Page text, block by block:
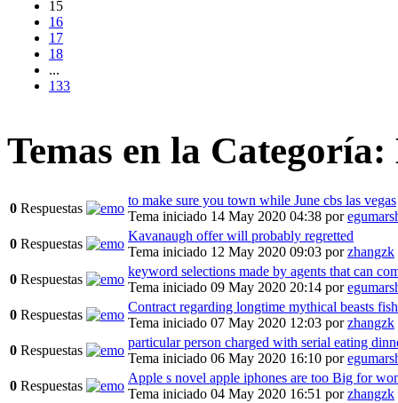
15
16
17
18
...
133
Temas en la Categoría:
0 Respuestas
to make sure you town while June cbs las vegas
Tema iniciado 14 May 2020 04:38 por
0 Respuestas
Kavanaugh offer will probably regretted
Tema iniciado 12 May 2020 09:03 porzhangzk
0 Respuestas
keyword selections made by agents that can
Tema iniciado 09 May 2020 20:14 por
0 Respuestas
Contract regarding longtime mythical beasts
Tema iniciado 07 May 2020 12:03 porzhangzk
0 Respuestas
particular person charged with serial eating
Tema iniciado 06 May 2020 16:10 por
0 Respuestas
Apple s novel apple iphones are too Big for
Tema iniciado 04 May 2020 16:51 porzhangzk